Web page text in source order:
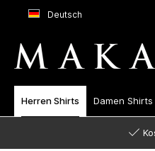
Deutsch
Herren Shirts Damen Shirts